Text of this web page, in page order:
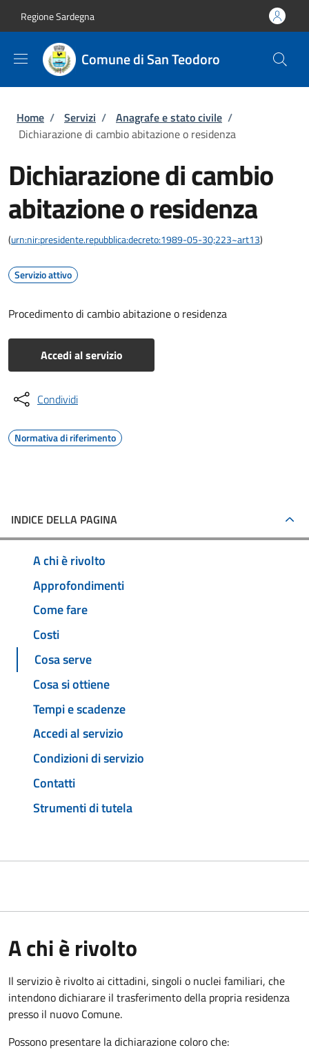
Regione Sardegna
Comune di San Teodoro
Briciole di pane
Home / Servizi / Anagrafe e stato civile /
Dichiarazione di cambio abitazione o residenza
Dichiarazione di cambio
abitazione o residenza
(urn:nir:presidente.repubblica:decreto:1989-05-30;223~art13)
Servizio attivo
Procedimento di cambio abitazione o residenza
Accedi al servizio
Condividi
Normativa di riferimento
INDICE DELLA PAGINA
A chi è rivolto
Approfondimenti
Come fare
Costi
Cosa serve
Cosa si ottiene
Tempi e scadenze
Accedi al servizio
Condizioni di servizio
Contatti
Strumenti di tutela
A chi è rivolto
Il servizio è rivolto ai cittadini, singoli o nuclei familiari, che
intendono dichiarare il trasferimento della propria residenza
presso il nuovo Comune.
Possono presentare la dichiarazione coloroche: